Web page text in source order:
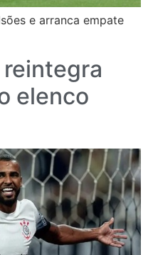
e arranca empate
elenco